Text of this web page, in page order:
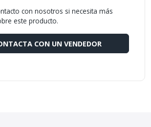
con nosotros si necesita más
este producto.
CON UN VENDEDOR